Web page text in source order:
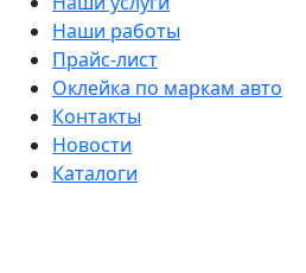
Наши работы
Прайс-лист
Оклейка по маркам авто
Контакты
Новости
Каталоги